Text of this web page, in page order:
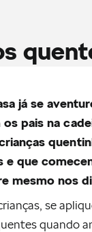
já se
pais na
que
mesmo nos
se
quando